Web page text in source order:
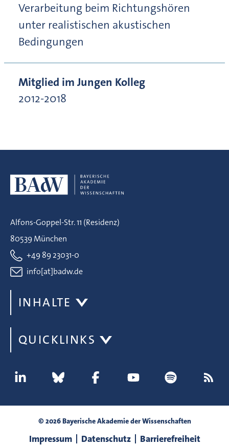
Verarbeitung beim Richtungshören
unter realistischen akustischen
Bedingungen
Mitglied im Jungen Kolleg
2012-2018
Alfons-Goppel-Str. 11 (Residenz)
80539 München
+49 89 23031-0
info[at]badw.de
INHALTE
QUICKLINKS
© 2026 Bayerische Akademie der Wissenschaften
Impressum Datenschutz Barrierefreiheit